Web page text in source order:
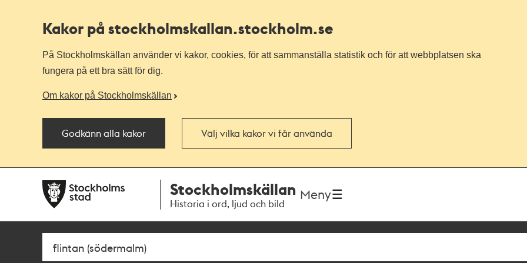
Kakor på stockholmskallan.stockholm.se
På Stockholmskällan använder vi kakor, cookies, för att sammanställa statistik och för att webbplatsen ska
fungera på ett bra sätt för dig.
Om kakor på Stockholmskällan
Godkänn alla kakor Välj vilka kakor vi får använda
navigationen
huvudinnehållet
Stockholmskällan
Historia i ord, ljud och bild
Meny
Sök